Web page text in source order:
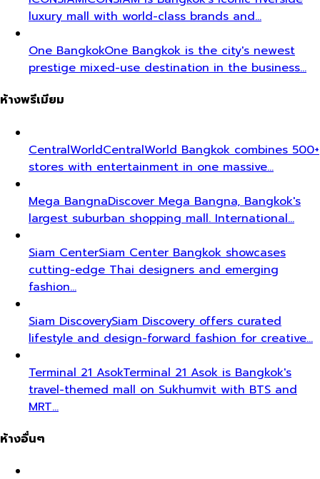
luxury mall with world-class brands and…
One BangkokOne Bangkok is the city's newest
prestige mixed-use destination in the business…
ห้างพรีเมียม
CentralWorldCentralWorld Bangkok combines 500+
stores with entertainment in one massive…
Mega BangnaDiscover Mega Bangna, Bangkok's
largest suburban shopping mall. International…
Siam CenterSiam Center Bangkok showcases
cutting-edge Thai designers and emerging
fashion…
Siam DiscoverySiam Discovery offers curated
lifestyle and design-forward fashion for creative…
Terminal 21 AsokTerminal 21 Asok is Bangkok's
travel-themed mall on Sukhumvit with BTS and
MRT…
ห้างอื่นๆ